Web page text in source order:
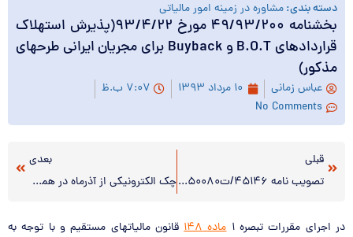
دسته بندی:مشاوره در زمینه امور مالیاتی
بخشنامه ۴۹/۹۳/۲۰۰ مورخ ۹۳/۴/۲۲(پذیرش استهلاک
قراردادهای B.O.T و Buyback برای مجریان ایرانی طرحهای
مذکور)
عباس زمانی ۱۰ مرداد ۱۳۹۳
۷:۰۷ ب.ظ
No Comments
قبلی
تصویب نامه ۴۵۱۴۶/ت۵۰۰۸۰ه مورخ ۹۳/۴/۲۴(آیین‌نامه اجرایی ماده (۲۶) قانون ارتقای سلامت نظام اداری و مقابله با فساد)
بعدی
چک الکترونیکی از آذرماه در همه بانک‌ها
در اجرای مقررات تبصره ۱ ماده ۱۴۸
قانون مالیاتهای مستقیم و با توجه به